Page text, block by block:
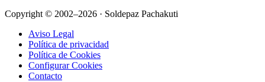
Copyright © 2002–2026 · Soldepaz Pachakuti
Aviso Legal
Política de privacidad
Política de Cookies
Configurar Cookies
Contacto